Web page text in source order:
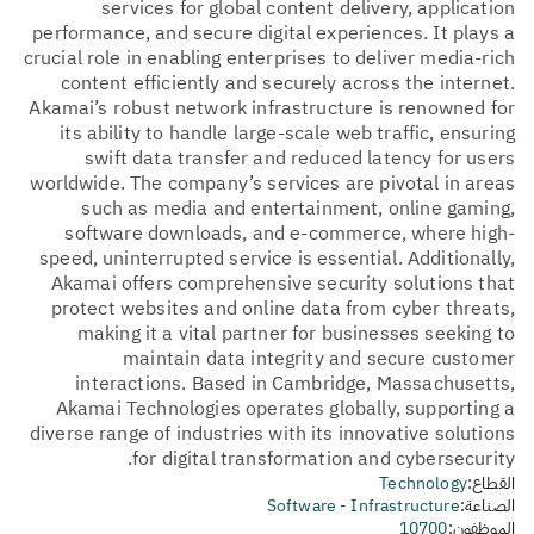
services for global content delivery, application
performance, and secure digital experiences. It plays a
crucial role in enabling enterprises to deliver media-rich
content efficiently and securely across the internet.
Akamai’s robust network infrastructure is renowned for
its ability to handle large-scale web traffic, ensuring
swift data transfer and reduced latency for users
worldwide. The company’s services are pivotal in areas
such as media and entertainment, online gaming,
software downloads, and e-commerce, where high-
speed, uninterrupted service is essential. Additionally,
Akamai offers comprehensive security solutions that
protect websites and online data from cyber threats,
making it a vital partner for businesses seeking to
maintain data integrity and secure customer
interactions. Based in Cambridge, Massachusetts,
Akamai Technologies operates globally, supporting a
diverse range of industries with its innovative solutions
for digital transformation and cybersecurity.
القطاع:Technology
الصناعة:Software - Infrastructure
الموظفون:10700